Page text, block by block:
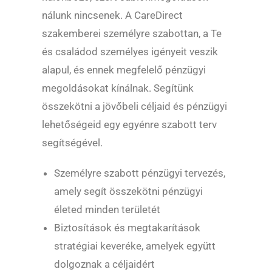
nálunk nincsenek. A CareDirect
szakemberei személyre szabottan, a Te
és családod személyes igényeit veszik
alapul, és ennek megfelelő pénzügyi
megoldásokat kínálnak. Segítünk
összekötni a jövőbeli céljaid és pénzügyi
lehetőségeid egy egyénre szabott terv
segítségével.
Személyre szabott pénzügyi tervezés,
amely segít összekötni pénzügyi
életed minden területét
Biztosítások és megtakarítások
stratégiai keveréke, amelyek együtt
dolgoznak a céljaidért